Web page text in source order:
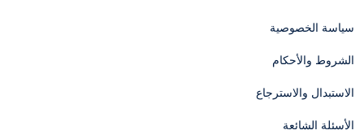
سياسة الخصوصية
الشروط والأحكام
الاستبدال والاسترجاع
الأسئلة الشائعة